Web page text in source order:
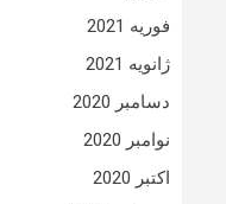
فوریه 2021
ژانویه 2021
دسامبر 2020
نوامبر 2020
اکتبر 2020